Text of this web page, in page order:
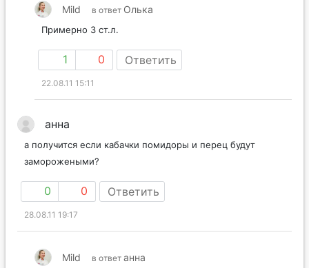
Mild в ответ Олька
Примерно 3 ст.л.
1 0 Ответить
22.08.11 15:11
анна
а получится если кабачки помидоры и перец будут
заморожеными?
0 0 Ответить
28.08.11 19:17
Mild в ответ анна